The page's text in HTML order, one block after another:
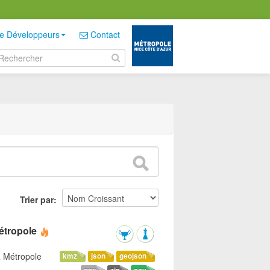
Développeurs Contact
Trier par
geojson
json
kmz
Métropole